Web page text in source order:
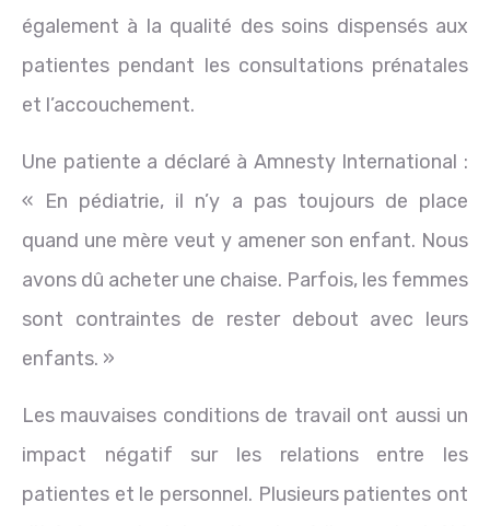
également à la qualité des soins dispensés aux
patientes pendant les consultations prénatales
et l’accouchement.
Une patiente a déclaré à Amnesty International :
« En pédiatrie, il n’y a pas toujours de place
quand une mère veut y amener son enfant. Nous
avons dû acheter une chaise. Parfois, les femmes
sont contraintes de rester debout avec leurs
enfants. »
Les mauvaises conditions de travail ont aussi un
impact négatif sur les relations entre les
patientes et le personnel. Plusieurs patientes ont